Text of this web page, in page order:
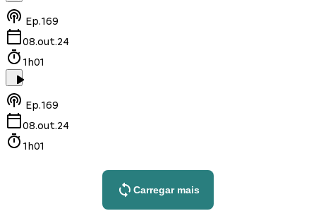
Ep.169
08.out.24
1h01
Ep.169
08.out.24
1h01
Carregar mais